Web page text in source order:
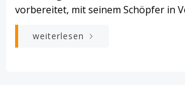
vorbereitet, mit seinem Schöpfer in
weiterlesen